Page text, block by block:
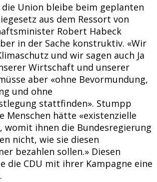
Union bleibe beim geplanten
aus dem Ressort von
Robert Habeck
in der Sache konstruktiv. «Wir
und wir sagen auch Ja
Wirtschaft und unserer
aber «ohne Bevormundung,
und ohne
stattfinden». Stumpp
Menschen hätte «existenzielle
womit ihnen die Bundesregierung
nicht, wie sie diesen
bezahlen sollen.» Diesen
die CDU mit ihrer Kampagne eine